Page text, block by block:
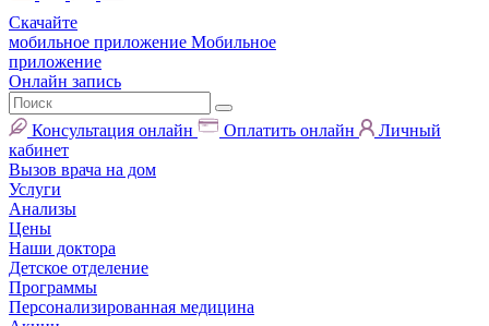
Скачайте
мобильное приложение Мобильное
приложение
Онлайн запись
Консультация онлайн Оплатить онлайн
Личный
кабинет
Вызов врача на дом
Услуги
Анализы
Цены
Наши доктора
Детское отделение
Программы
Персонализированная медицина